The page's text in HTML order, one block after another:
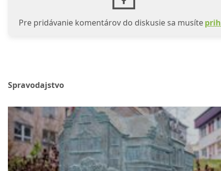
Pre pridávanie komentárov do diskusie sa musíte
Spravodajstvo